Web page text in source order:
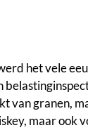
het vele
granen,
maar ook